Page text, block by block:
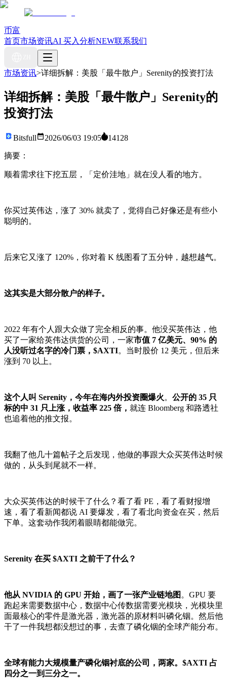
币富
首页市场资讯AI 买入分析NEW联系我们
市场资讯>详细拆解：美股「最牛散户」Serenity的投资打法
详细拆解：美股「最牛散户」Serenity的
投资打法
Bitsfull 2026/06/03 19:05 14128
摘要：
顺着需求往下挖五层，「定价洼地」就在没人看的地方。
你买过英伟达，涨了 30% 就卖了，觉得自己好像还是有些小
聪明的。
后来它又涨了 120%，你对着 K 线图看了五分钟，越想越气。
这其实是大部分散户的样子。
2022 年有个人跟大众做了完全相反的事。他没买英伟达，他
买了一家给英伟达供货的公司，一家市值 7 亿美元、90% 的
人没听过名字的冷门票，$AXTI。当时股价 12 美元，但后来
涨到 70 以上。
这个人叫 Serenity，今年在海内外投资圈爆火。 公开的 35 只
标的中 31 只上涨，收益率 225 倍， 就连 Bloomberg 和路透社
也追着他的推文报。
我翻了他几十篇帖子之后发现，他做的事跟大众买英伟达时候
做的，从头到尾就不一样。
大众买英伟达的时候干了什么？看了看 PE，看了看财报增
速，看了看新闻都说 AI 要爆发，看了看北向资金在买，然后
下单。这套动作我闭着眼睛都能做完。
Serenity 在买 $AXTI 之前干了什么？
他从 NVIDIA 的 GPU 开始，画了一张产业链地图 。GPU 要
跑起来需要数据中心，数据中心传数据需要光模块，光模块里
面最核心的零件是激光器，激光器的原材料叫磷化铟。然后他
干了一件我想都没想过的事，去查了磷化铟的全球产能分布。
全球有能力大规模量产磷化铟衬底的公司，两家。$AXTI 占
四分之一到三分之一。